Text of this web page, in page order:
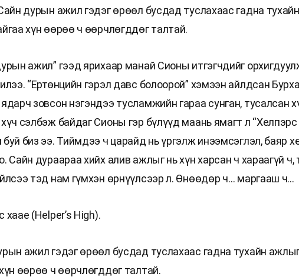
дурын ажил гэдэг өрөөл бусдад туслахаас гадна
хүн өөрөө ч өөрчлөгддөг талтай.
ажил” гээд ярихаар манай Сионы итгэгчдийг
“Ертөнцийн гэрэл давс болоорой” хэмээн айлдсан
зовсон нэгэндээ тусламжийн гараа сунган, тусалсан
сэлбэж байдаг Сионы гэр бүлүүд маань ямагт л “Хелпэрс
биз ээ. Тиймдээ ч царайд нь үргэлж инээмсэглэл, баяр
Сайн дураараа хийх алив ажлыг нь хүн харсан ч хараагүй ч,
тэд нам гүмхэн өрнүүлсээр л. Өнөөдөр ч… маргааш ч…
хаае (Helper’s High).
ажил гэдэг өрөөл бусдад туслахаас гадна тухайн
өөрөө ч өөрчлөгддөг талтай.